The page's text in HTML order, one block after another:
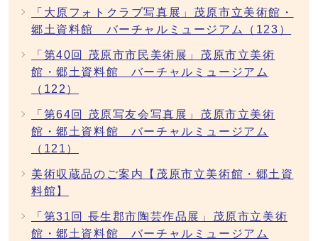
「大原フォトクラブ写真展」茂原市立美術館・
郷土資料館 バーチャルミュージアム（123）
「第40回 茂原市市民美術展」茂原市立美術
館・郷土資料館 バーチャルミュージアム
（122）
「第64回 茂原写友会写真展」茂原市立美術
館・郷土資料館 バーチャルミュージアム
（121）
美術収蔵品のご案内【茂原市立美術館・郷土資
料館】
「第31回 長生郡市陶芸作品展」茂原市立美術
館・郷土資料館 バーチャルミュージアム